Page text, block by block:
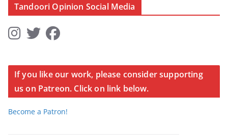
Tandoori Opinion Social Media
If you like our work, please consider supporting
us on Patreon. Click on link below.
Become a Patron!